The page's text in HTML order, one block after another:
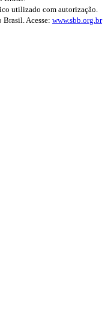
utilizado com autorização.
Brasil. Acesse: www.sbb.org.br